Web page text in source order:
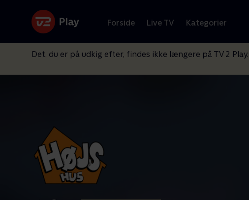
Forside Live TV Kategorier
Det, du er på udkig efter, findes ikke længere på TV 2